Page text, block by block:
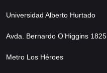
Universidad Alberto Hurtado
Avda. Bernardo O’Higgins 1825
Metro Los Héroes